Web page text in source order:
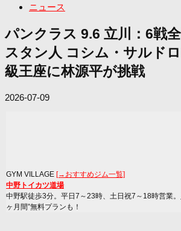
ニュース
パンクラス 9.6 立川：6戦
スタン人 コシム・サルド
級王座に林源平が挑戦
2026-07-09
GYM VILLAGE [→おすすめジム一覧]
中野トイカツ道場
中野駅徒歩3分。平日7～23時、土日祝7～18時営業。
ヶ月間”無料プランも！